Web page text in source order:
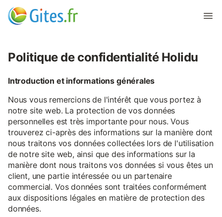
Politique de confidentialité Holidu
Introduction et informations générales
Nous vous remercions de l'intérêt que vous portez à
notre site web. La protection de vos données
personnelles est très importante pour nous. Vous
trouverez ci-après des informations sur la manière dont
nous traitons vos données collectées lors de l'utilisation
de notre site web, ainsi que des informations sur la
manière dont nous traitons vos données si vous êtes un
client, une partie intéressée ou un partenaire
commercial. Vos données sont traitées conformément
aux dispositions légales en matière de protection des
données.